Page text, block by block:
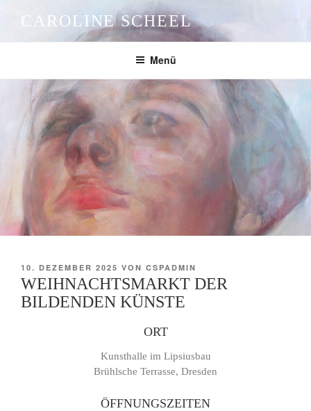
InhaltCAROLINE SCHEEL
Menü
VERÖFFENTLICHT
AM
10. DEZEMBER 2025 VON CSPADMIN
WEIHNACHTSMARKT DER
BILDENDEN KÜNSTE
ORT
Kunsthalle im Lipsiusbau
Brühlsche Terrasse, Dresden
ÖFFNUNGSZEITEN